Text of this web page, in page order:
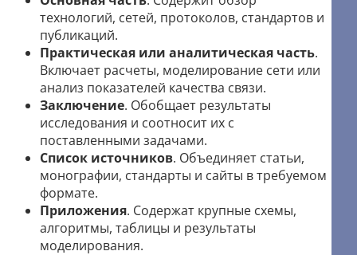
технологий, сетей, протоколов, стандартов и
публикаций.
Практическая или аналитическая часть.
Включает расчеты, моделирование сети или
анализ показателей качества связи.
Заключение. Обобщает результаты
исследования и соотносит их с
поставленными задачами.
Список источников. Объединяет статьи,
монографии, стандарты и сайты в требуемом
формате.
Приложения. Содержат крупные схемы,
алгоритмы, таблицы и результаты
моделирования.